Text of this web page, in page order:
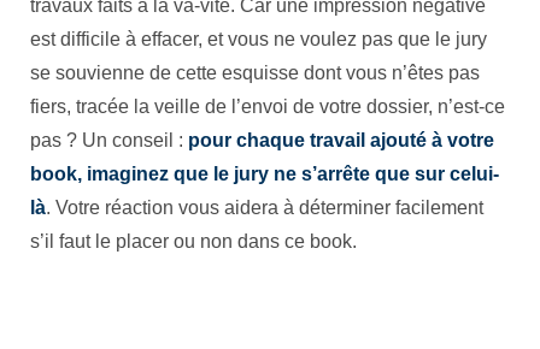
travaux faits à la va-vite. Car une impression négative
est difficile à effacer, et vous ne voulez pas que le jury
se souvienne de cette esquisse dont vous n’êtes pas
fiers, tracée la veille de l’envoi de votre dossier, n’est-ce
pas ? Un conseil : pour chaque travail ajouté à votre
book, imaginez que le jury ne s’arrête que sur celui-
là. Votre réaction vous aidera à déterminer facilement
s’il faut le placer ou non dans ce book.